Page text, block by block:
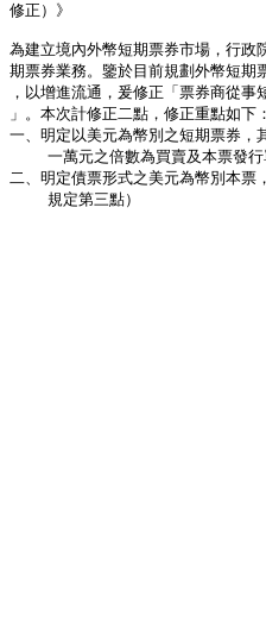
修正）》
為建立境內外幣短期票券市場，行政
期票券業務。鑒於目前規劃外幣短期
，以增進流通，爰修正「票券商從
」。本次計修正二點，修正重點如下：
一、明定以美元為幣別之短期票券，
一萬元之倍數為買賣及本票發行
二、明定債票形式之美元為幣別本票
    規定第三點）